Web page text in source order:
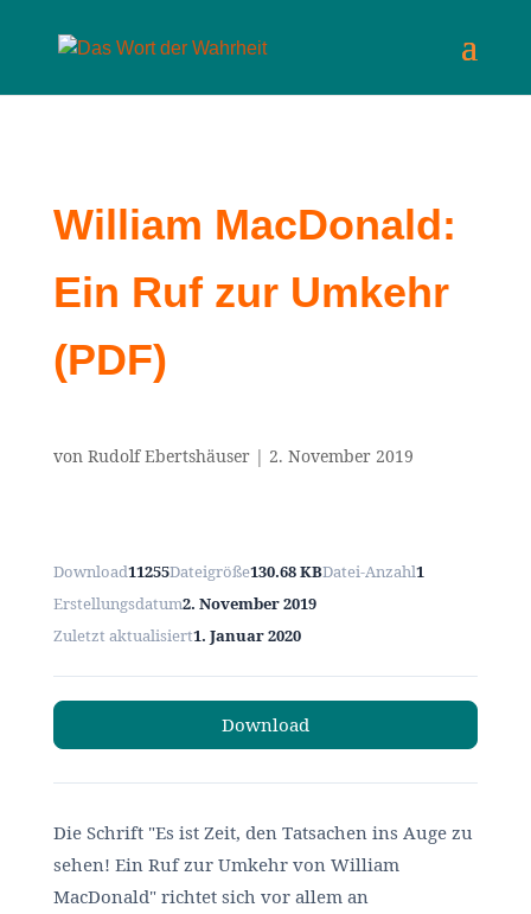
William MacDonald:
Ein Ruf zur Umkehr
(PDF)
von Rudolf Ebertshäuser| 2. November 2019
Download11255Dateigröße130.68 KBDatei-Anzahl1
Erstellungsdatum2. November 2019
Zuletzt aktualisiert1. Januar 2020
Download
Die Schrift "Es ist Zeit, den Tatsachen ins Auge zu
sehen! Ein Ruf zur Umkehr von William
MacDonald" richtet sich vor allem an